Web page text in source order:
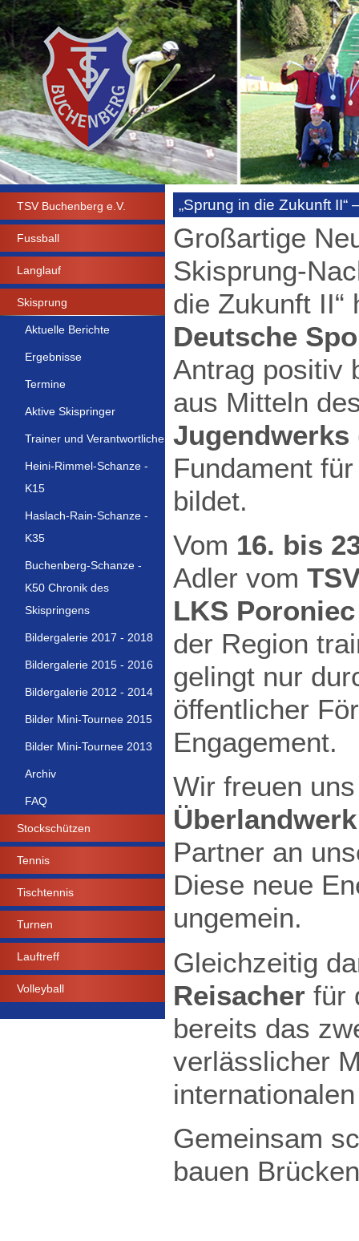
TSV Buchenberg e.V.
Fussball
Langlauf
Skisprung
Aktuelle Berichte
Ergebnisse
Termine
Aktive Skispringer
Trainer und Verantwortliche
Heini-Rimmel-Schanze -
K15
Haslach-Rain-Schanze -
K35
Buchenberg-Schanze -
K50 Chronik des
Skispringens
Bildergalerie 2017 - 2018
Bildergalerie 2015 - 2016
Bildergalerie 2012 - 2014
Bilder Mini-Tournee 2015
Bilder Mini-Tournee 2013
Archiv
FAQ
Stockschützen
Tennis
Tischtennis
Turnen
Lauftreff
Volleyball
„Sprung in die Zukunft
Großartige
Skisprung-
die Zukunft II“
Deutsche
Antrag positiv
aus Mitteln
Jugendwerks
Fundament
bildet.
Vom 16. bis
Adler vom
LKS Poroniec
der Region
gelingt nur
öffentlicher
Engagement.
Wir freuen
Partner an
Diese neue
ungemein.
Gleichzeitig
Reisacher für
bereits das
verlässlicher
Gemeinsam
bauen